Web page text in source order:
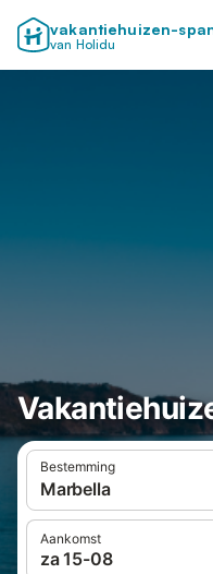
vakantiehuizen-
van Holidu
Bestemming
Marbella
Aankomst
za 15-08